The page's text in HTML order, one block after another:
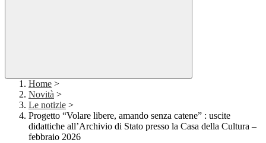
Home >
Novità >
Le notizie >
Progetto “Volare libere, amando senza catene” : uscite
didattiche all’Archivio di Stato presso la Casa della Cultura –
febbraio 2026